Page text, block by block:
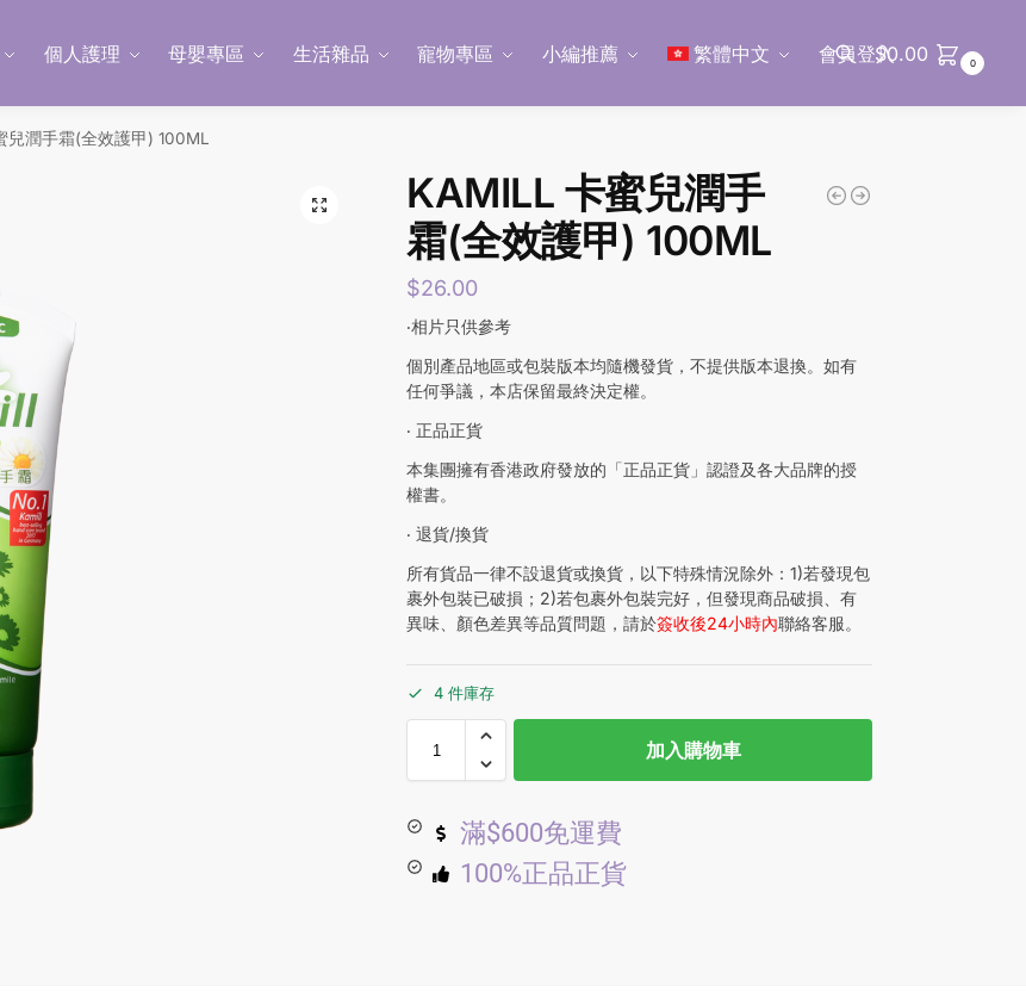
個人護理 母嬰專區 生活雜品 寵物專區 小編推薦 繁體中文 會員登入
$0.00 0
兒潤手霜(全效護甲) 100ML
KAMILL 卡蜜兒潤手
霜(全效護甲) 100ML
$26.00
‧相片只供參考
個別產品地區或包裝版本均隨機發貨，不提供版本退換。如有
任何爭議，本店保留最終決定權。
‧ 正品正貨
本集團擁有香港政府發放的「正品正貨」認證及各大品牌的授
權書。
‧ 退貨/換貨
所有貨品一律不設退貨或換貨，以下特殊情況除外：1)若發現包
裹外包裝已破損；2)若包裹外包裝完好，但發現商品破損、有
異味、顏色差異等品質問題，請於簽收後24小時內聯絡客服。
4 件庫存
加入購物車
滿$600免運費
100%正品正貨